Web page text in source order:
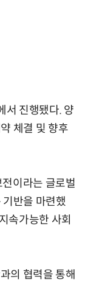
서 진행됐다. 양
체결 및 향후
이라는 글로벌
반을 마련했
속가능한 사회
의 협력을 통해